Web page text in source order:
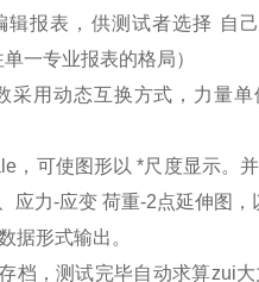
报表，供测试者选择 自
一专业报表的格局）
采用动态互换方式，力量
，可使图形以 *尺度显示。
应力-应变 荷重-2点延伸图，
据形式输出。
档，测试完毕自动求算zui